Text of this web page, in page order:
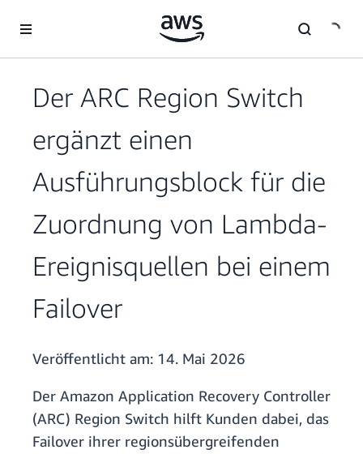
Überspringen zum Hauptinhalt
Der ARC Region Switch
ergänzt einen
Ausführungsblock für die
Zuordnung von Lambda-
Ereignisquellen bei einem
Failover
Veröffentlicht am: 14. Mai 2026
Der Amazon Application Recovery Controller
(ARC) Region Switch hilft Kunden dabei, das
Failover ihrer regionsübergreifenden